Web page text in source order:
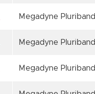
Megadyne Pluriband
Megadyne Pluriband
Megadyne Pluriband